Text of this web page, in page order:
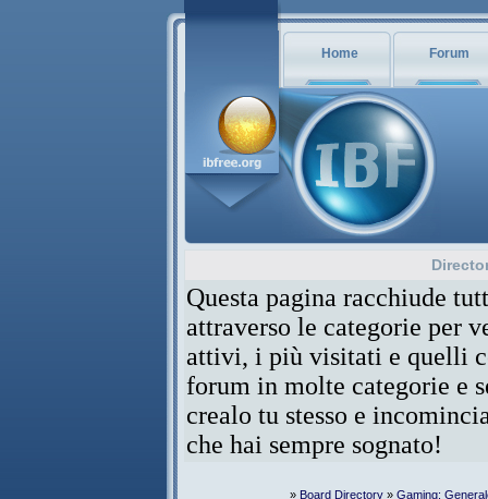
Home Forum
Questa pagina racchiude
attraverso le categorie per
attivi, i più visitati e quelli
forum in molte categorie e
crealo tu stesso e
che hai sempre sognato!
» Board Directory» Gaming: